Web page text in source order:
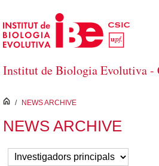
Salta al contingut principal
Institut de Biologia Evolutiva -
inici
/ NEWS ARCHIVE
NEWS ARCHIVE